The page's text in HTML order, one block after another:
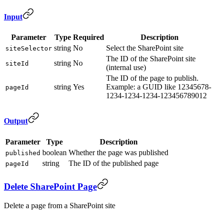
Input
Parameter Type Required Description
siteSelector string No Select the SharePoint site
siteId string No
The ID of the SharePoint site
(internal use)
pageId string Yes
The ID of the page to publish.
Example: a GUID like 12345678-
1234-1234-1234-123456789012
Output
Parameter Type Description
published boolean Whether the page was published
pageId string The ID of the published page
Delete SharePoint Page
Delete a page from a SharePoint site